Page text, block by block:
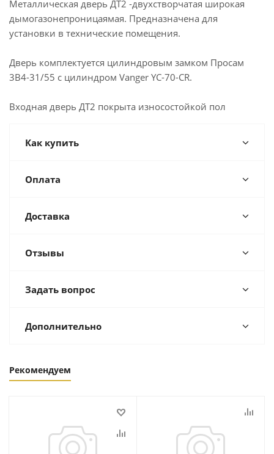
Металлическая дверь ДТ2 -двухстворчатая широкая
дымогазонепроницаямая. Предназначена для
установки в технические помещения.
Дверь комплектуется цилиндровым замком Просам
3В4-31/55 с цилиндром Vanger YC-70-CR.
Входная дверь ДТ2 покрыта износостойкой пол
Как купить
Оплата
Доставка
Отзывы
Задать вопрос
Дополнительно
Рекомендуем